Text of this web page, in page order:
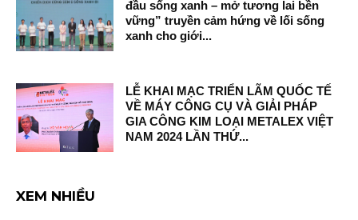
đầu sống xanh – mở tương lai bền
vững” truyền cảm hứng về lối sống
xanh cho giới...
LỄ KHAI MẠC TRIỂN LÃM QUỐC TẾ
VỀ MÁY CÔNG CỤ VÀ GIẢI PHÁP
GIA CÔNG KIM LOẠI METALEX VIỆT
NAM 2024 LẦN THỨ...
XEM NHIỀU